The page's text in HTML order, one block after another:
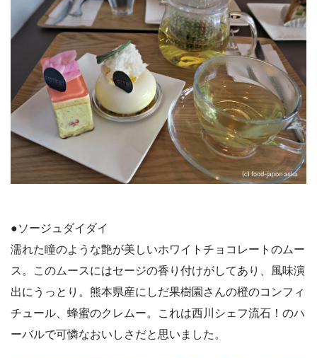
●ソージュダイダイ
濡れた瞳のような艶が美しいホワイトチョコレートのムー
ス。このムースにはセージの香り付けがしてあり、風味演
出にうっとり。熊本県産にしだ果樹園さんの橙のコンフィ
チュール、蜂蜜のクレムー。これは西川シェフ流石！のハ
ーバルで可憐なおいしさだと思いました。